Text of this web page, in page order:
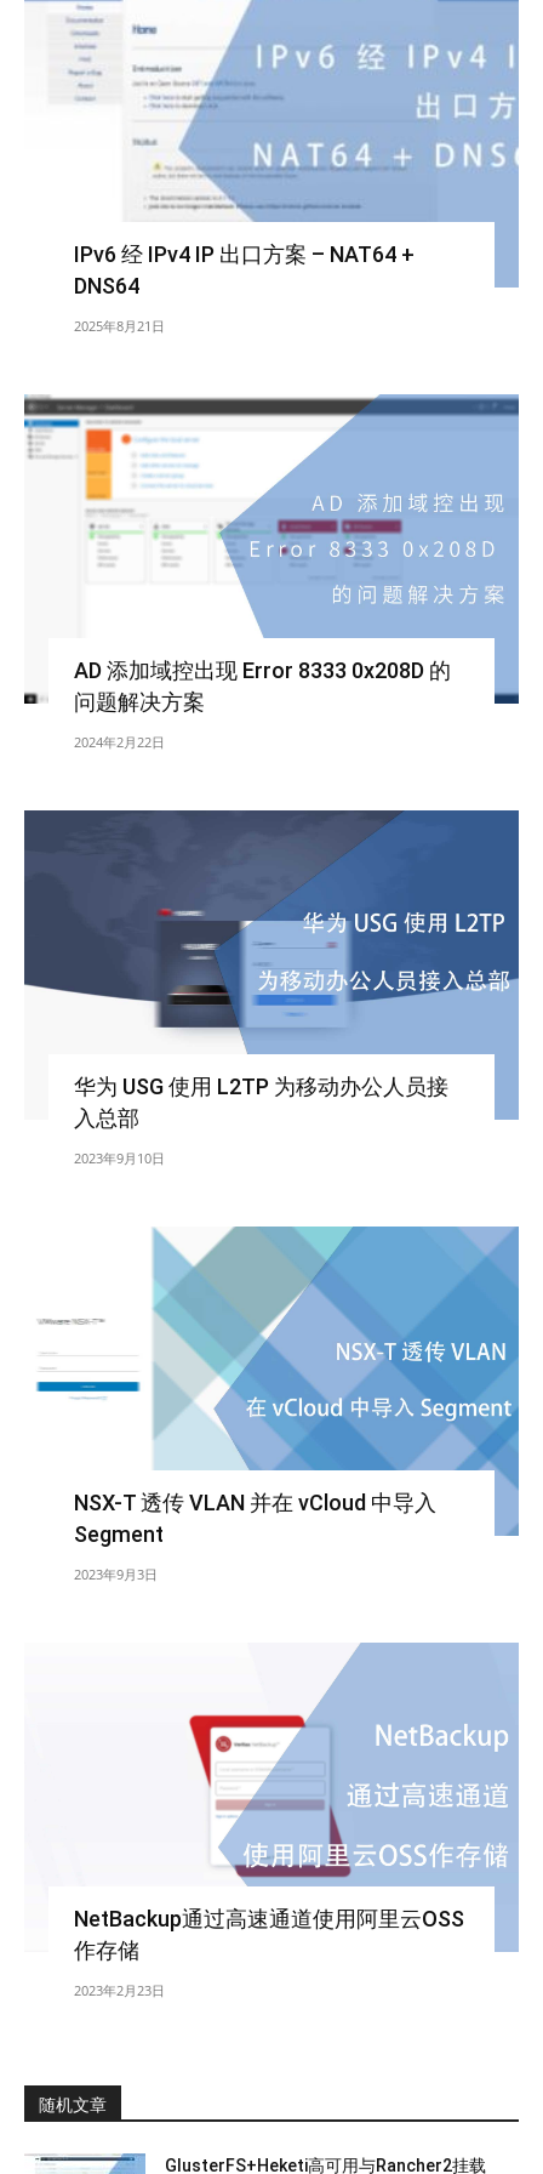
IPv6 经 IPv4 IP 出口方案 – NAT64 +
DNS64
2025年8月21日
AD 添加域控出现 Error 8333 0x208D 的
问题解决方案
2024年2月22日
华为 USG 使用 L2TP 为移动办公人员接
入总部
2023年9月10日
NSX-T 透传 VLAN 并在 vCloud 中导入
Segment
2023年9月3日
NetBackup通过高速通道使用阿里云OSS
作存储
2023年2月23日
随机文章
GlusterFS+Heketi高可用与Rancher2挂载